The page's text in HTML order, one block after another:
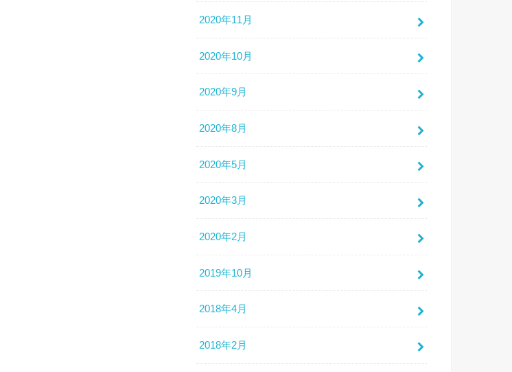
2020年11月
2020年10月
2020年9月
2020年8月
2020年5月
2020年3月
2020年2月
2019年10月
2018年4月
2018年2月